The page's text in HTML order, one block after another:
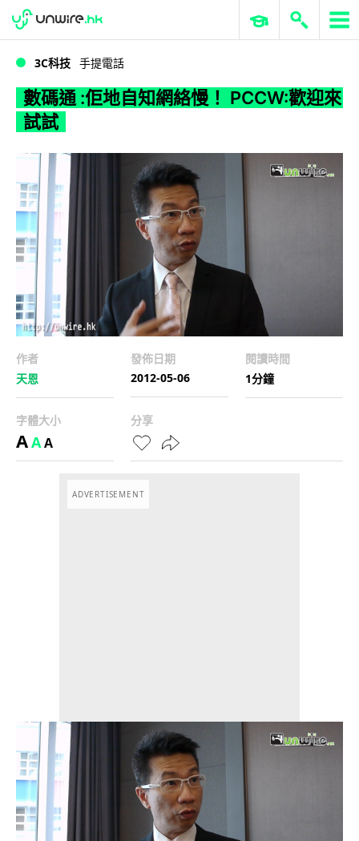
數碼通 :佢地自知網絡慢！ PCCW:歡迎來試試
WWDC 2026 ERP 與商業 AI
3C科技 手提電話
數碼通 :佢地自知網絡慢！ PCCW:歡迎來
試試
作者
天恩
發佈日期
2012-05-06
閱讀時間
1分鐘
字體大小
AAA
分享
ADVERTISEMENT